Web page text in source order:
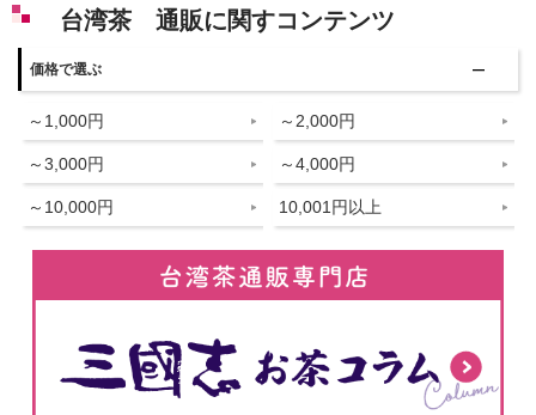
台湾茶 通販に関すコンテンツ
価格で選ぶ
～1,000円
～3,000円
～10,000円
～2,000円
～4,000円
10,001円以上